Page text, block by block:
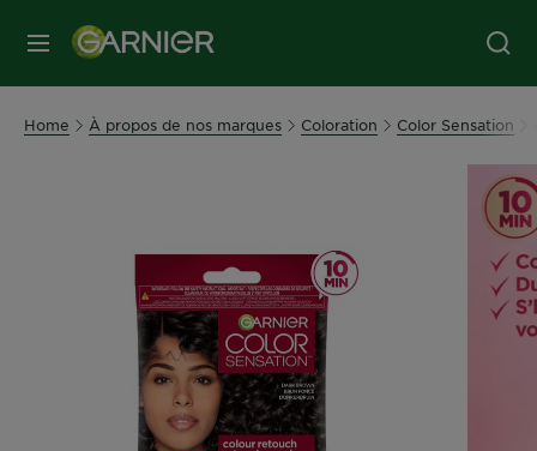
MENU
Home À propos de nos marques Coloration Color Sensation